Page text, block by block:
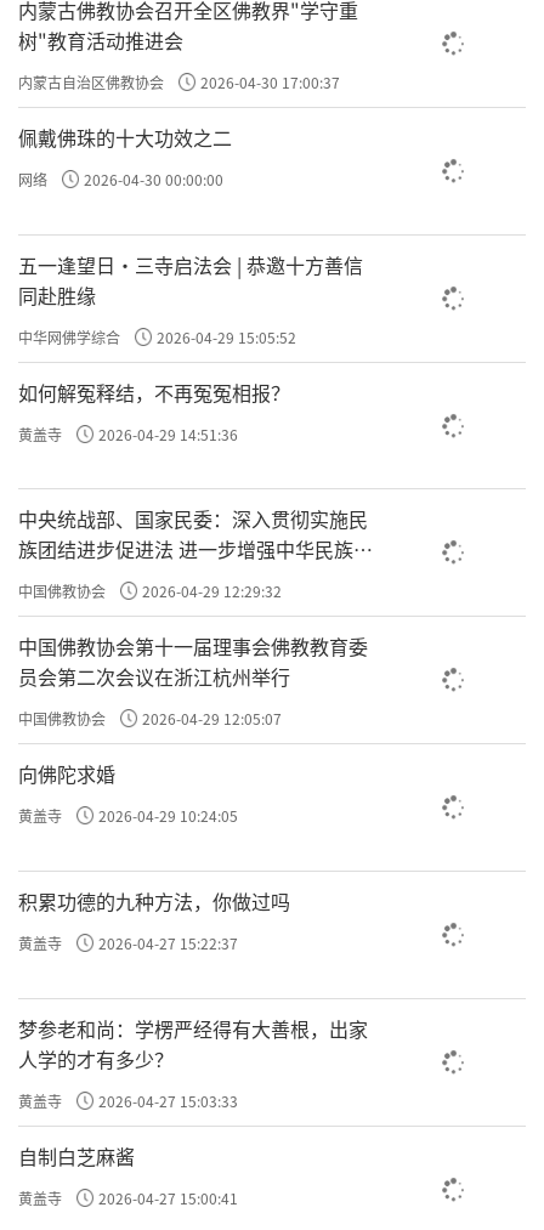
许方勇解读《了凡四训》（三二）
许方勇解读《了凡四训》（三三）
许方勇解读《了凡四训》（三四）
许方勇解读《了凡四训》（三五）
许方勇解读《了凡四训》（三七）
许方勇解读《了凡四训》（三八）
许方勇解读《了凡四训》（四一）
许方勇解读《了凡四训》（四四）
许方勇解读《了凡四训》（四五）
内蒙古佛教协会召开全区佛教界"学守重
树"教育活动推进会
内蒙古自治区佛教协会 2026-04-30 17:00:37
佩戴佛珠的十大功效之二
网络 2026-04-30 00:00:00
五一逢望日・三寺启法会 | 恭邀十方善信
同赴胜缘
中华网佛学综合 2026-04-29 15:05:52
如何解冤释结，不再冤冤相报？
黄盖寺 2026-04-29 14:51:36
中央统战部、国家民委：深入贯彻实施民
族团结进步促进法 进一步增强中华民族凝
聚力向心力
中国佛教协会 2026-04-29 12:29:32
中国佛教协会第十一届理事会佛教教育委
员会第二次会议在浙江杭州举行
中国佛教协会 2026-04-29 12:05:07
向佛陀求婚
黄盖寺 2026-04-29 10:24:05
积累功德的九种方法，你做过吗
黄盖寺 2026-04-27 15:22:37
梦参老和尚：学楞严经得有大善根，出家
人学的才有多少？
黄盖寺 2026-04-27 15:03:33
自制白芝麻酱
黄盖寺 2026-04-27 15:00:41